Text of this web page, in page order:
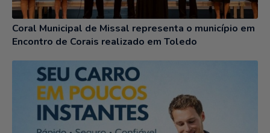
Coral Municipal de Missal representa o município em
Encontro de Corais realizado em Toledo